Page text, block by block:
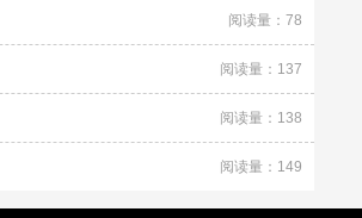
阅读量：78
阅读量：137
阅读量：138
阅读量：149